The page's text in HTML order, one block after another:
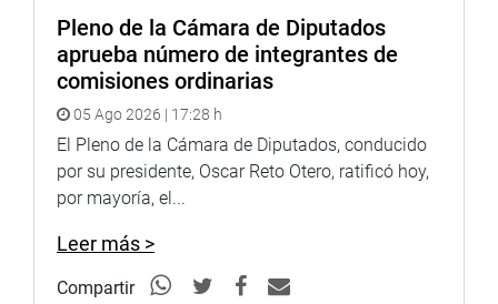
que accedan a su formalización.
SESIONES
En otro momento, Huamán Coronado informó que el
viernes 14 de este mes se realizará la segunda audiencia
pública descentralizada y la sexta sesión extraordinaria
en la ciudad de Ica. Además, el miércoles 19 se llevará a
cabo la segunda sesión conjunta con la Comisión de
Transportes y Comunicaciones en el VRAEM, en el
provincia de La Convención, en Cusco.
Pleno de la Cámara de Diputados
aprueba número de integrantes de
comisiones ordinarias
05 Ago 2026 | 17:28 h
El Pleno de la Cámara de Diputados, conducido
por su presidente, Oscar Reto Otero, ratificó hoy,
por mayoría, el...
Leer más >
Compartir